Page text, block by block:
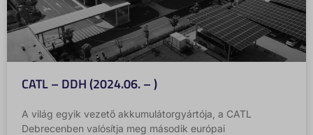
CATL – DDH (2024.06. – )
A világ egyik vezető akkumulátorgyártója, a CATL
Debrecenben valósítja meg második európai